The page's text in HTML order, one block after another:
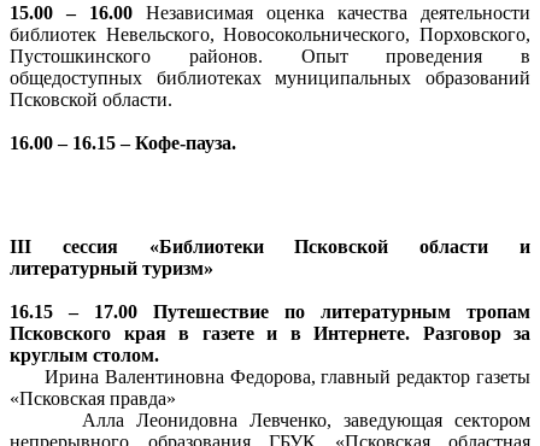
15.00 – 16.00 Независимая оценка качества деятельности
библиотек Невельского, Новосокольнического, Порховского,
Пустошкинского районов. Опыт проведения в
общедоступных библиотеках муниципальных образований
Псковской области.
16.00 – 16.15 – Кофе-пауза.
III сессия «Библиотеки Псковской области и
литературный туризм»
16.15 – 17.00 Путешествие по литературным тропам
Псковского края в газете и в Интернете. Разговор за
круглым столом.
Ирина Валентиновна Федорова, главный редактор газеты
«Псковская правда»
Алла Леонидовна Левченко, заведующая сектором
непрерывного образования ГБУК «Псковская областная